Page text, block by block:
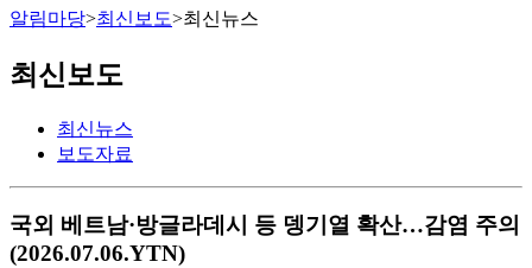
알림마당>최신보도>최신뉴스
최신보도
최신뉴스
보도자료
국외 베트남·방글라데시 등 뎅기열 확산…감염 주의
(2026.07.06.YTN)